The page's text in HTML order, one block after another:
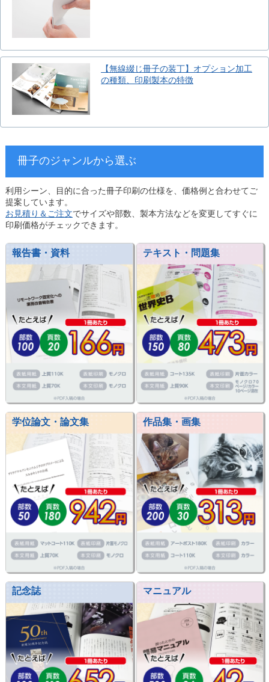
【無線綴じ冊子の装丁】オプション加工
の種類、印刷製本の特徴
冊子のジャンルから選ぶ
利用シーン、目的に合った冊子印刷の仕様を、価格例と合わせてご
提案しています。
お見積り＆ご注文でサイズや部数、製本方法などを変更してすぐに
印刷価格がチェックできます。
報告書・資料 テキスト・問題集
学位論文・論文集 作品集・画集
記念誌 マニュアル